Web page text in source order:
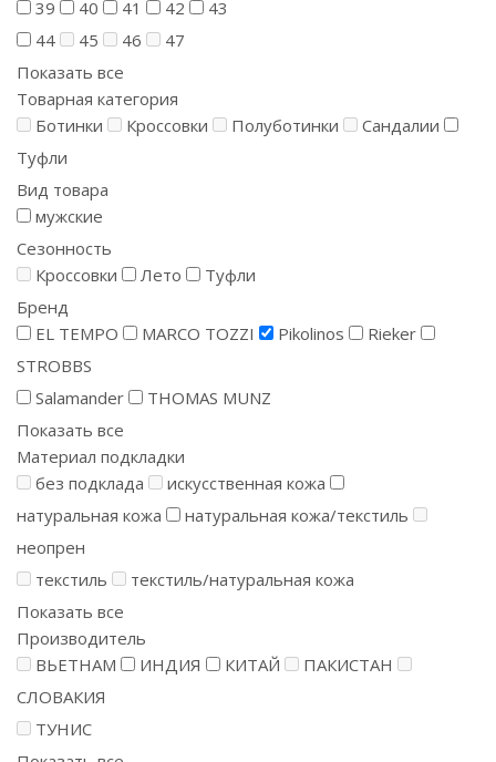
39 40 41 42
43
44
45 46
47
Показать все
Товарная категория
Ботинки
Кроссовки Полуботинки
Сандалии
Туфли
Вид товара
мужские
Сезонность
Кроссовки
Лето
Туфли
Бренд
EL TEMPO
MARCO TOZZI Pikolinos
Rieker
STROBBS
Salamander
THOMAS MUNZ
Показать все
Материал подкладки
без подклада
искусственная кожа
натуральная кожа
натуральная кожа/текстиль
неопрен
текстиль
текстиль/натуральная кожа
Показать все
Производитель
ВЬЕТНАМ
ИНДИЯ КИТАЙ
ПАКИСТАН
СЛОВАКИЯ
ТУНИС